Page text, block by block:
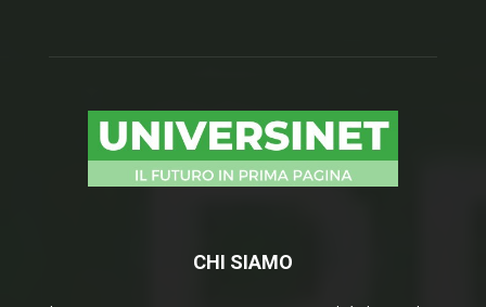
CHI SIAMO